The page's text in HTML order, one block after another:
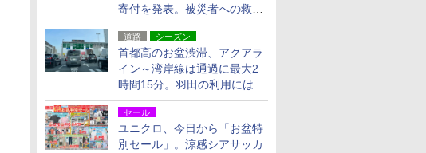
寄付を発表。被災者への救援
活動・復旧支援
道路 シーズン
首都高のお盆渋滞、アクアラ
イン～湾岸線は通過に最大2
時間15分。羽田の利用には
「空港西出口」の利用検討を
セール
ユニクロ、今日から「お盆特
別セール」。涼感シアサッカ